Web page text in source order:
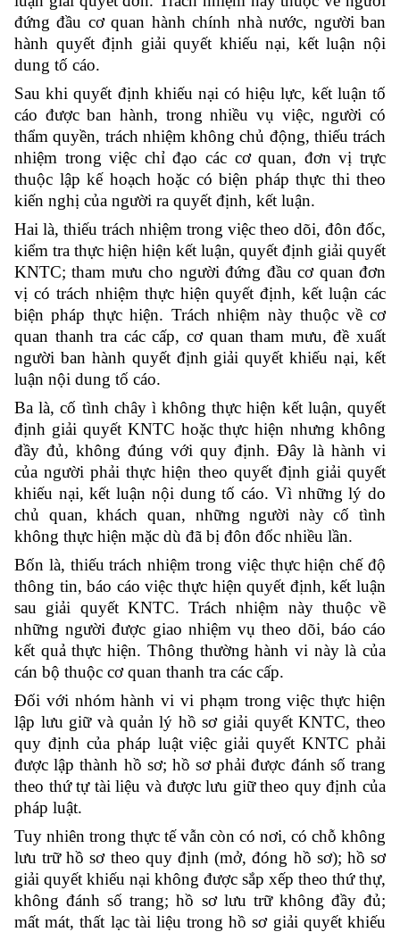
đứng đầu cơ quan hành chính nhà nước, người ban
hành quyết định giải quyết khiếu nại, kết luận nội
dung tố cáo.
Sau khi quyết định khiếu nại có hiệu lực, kết luận tố
cáo được ban hành, trong nhiều vụ việc, người có
thẩm quyền, trách nhiệm không chủ động, thiếu trách
nhiệm trong việc chỉ đạo các cơ quan, đơn vị trực
thuộc lập kế hoạch hoặc có biện pháp thực thi theo
kiến nghị của người ra quyết định, kết luận.
Hai là, thiếu trách nhiệm trong việc theo dõi, đôn đốc,
kiểm tra thực hiện hiện kết luận, quyết định giải quyết
KNTC; tham mưu cho người đứng đầu cơ quan đơn
vị có trách nhiệm thực hiện quyết định, kết luận các
biện pháp thực hiện. Trách nhiệm này thuộc về cơ
quan thanh tra các cấp, cơ quan tham mưu, đề xuất
người ban hành quyết định giải quyết khiếu nại, kết
luận nội dung tố cáo.
Ba là, cố tình chây ì không thực hiện kết luận, quyết
định giải quyết KNTC hoặc thực hiện nhưng không
đầy đủ, không đúng với quy định. Đây là hành vi
của người phải thực hiện theo quyết định giải quyết
khiếu nại, kết luận nội dung tố cáo. Vì những lý do
chủ quan, khách quan, những người này cố tình
không thực hiện mặc dù đã bị đôn đốc nhiều lần.
Bốn là, thiếu trách nhiệm trong việc thực hiện chế độ
thông tin, báo cáo việc thực hiện quyết định, kết luận
sau giải quyết KNTC. Trách nhiệm này thuộc về
những người được giao nhiệm vụ theo dõi, báo cáo
kết quả thực hiện. Thông thường hành vi này là của
cán bộ thuộc cơ quan thanh tra các cấp.
Đối với nhóm hành vi vi phạm trong việc thực hiện
lập lưu giữ và quản lý hồ sơ giải quyết KNTC, theo
quy định của pháp luật việc giải quyết KNTC phải
được lập thành hồ sơ; hồ sơ phải được đánh số trang
theo thứ tự tài liệu và được lưu giữ theo quy định của
pháp luật.
Tuy nhiên trong thực tế vẫn còn có nơi, có chỗ không
lưu trữ hồ sơ theo quy định (mở, đóng hồ sơ); hồ sơ
giải quyết khiếu nại không được sắp xếp theo thứ thự,
không đánh số trang; hồ sơ lưu trữ không đầy đủ;
mất mát, thất lạc tài liệu trong hồ sơ giải quyết khiếu